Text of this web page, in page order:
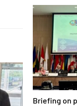
RÜZGARI!
Briefing on